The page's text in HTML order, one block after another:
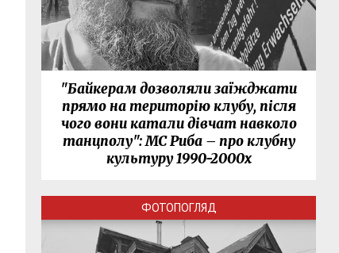
"Байкерам дозволяли заїжджати
прямо на територію клубу, після
чого вони катали дівчат навколо
танцполу": МС Риба – про клубну
культуру 1990-2000х
ФОТОПОГЛЯД